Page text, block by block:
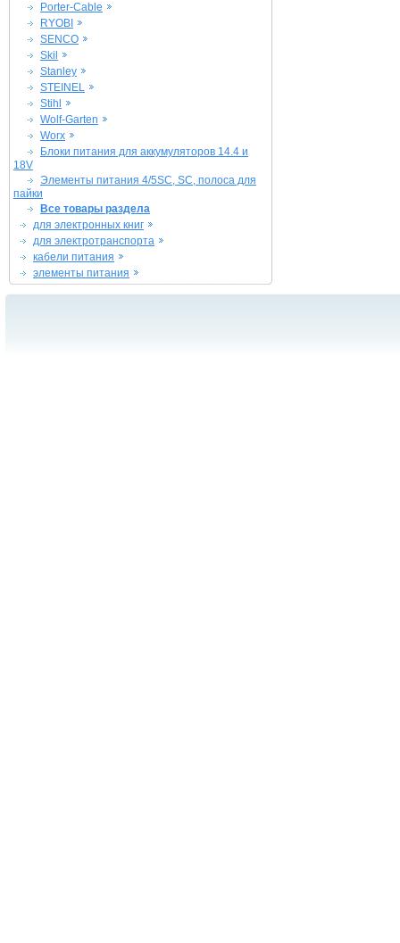
Porter-Cable
RYOBI
SENCO
Skil
Stanley
STEINEL
Stihl
Wolf-Garten
Worx
Блоки питания для аккумуляторов 14.4 и
18V
Элементы питания 4/5SC, SC, полоса для
пайки
Все товары раздела
для электронных книг
для электротранспорта
кабели питания
элементы питания